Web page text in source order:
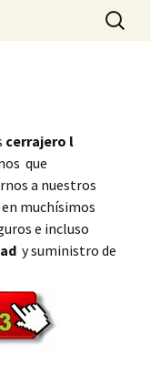
628 360
Buscar:
cerrajero l
que
a nuestros
muchísimos
e incluso
y suministro de